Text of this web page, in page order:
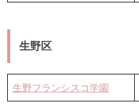
生野区
生野フランシスコ学園